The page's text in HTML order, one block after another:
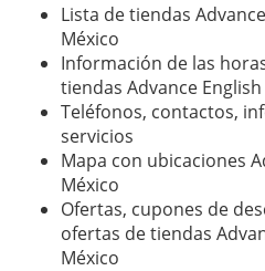
Lista de tiendas
México
Información de las
tiendas Advance
Teléfonos, contactos,
servicios
Mapa con ubicaciones
México
Ofertas, cupones de
ofertas de tiendas
México